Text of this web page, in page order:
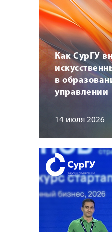
Как СурГУ
в
управлении
14 июля 2026